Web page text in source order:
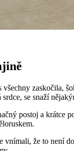
zaskočila,
se snaží
postoj a krátce
vnímali, že to není